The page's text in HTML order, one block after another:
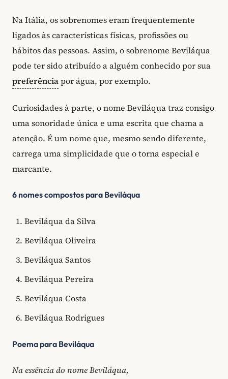
Na Itália, os sobrenomes eram frequentemente
ligados às características físicas, profissões ou
hábitos das pessoas. Assim, o sobrenome Beviláqua
pode ter sido atribuído a alguém conhecido por sua
preferênciapor água, por exemplo.
Curiosidades à parte, o nome Beviláqua traz consigo
uma sonoridade única e uma escrita que chama a
atenção. É um nome que, mesmo sendo diferente,
carrega uma simplicidade que o torna especial e
marcante.
6 nomes compostos para Beviláqua
Beviláqua da Silva
Beviláqua Oliveira
Beviláqua Santos
Beviláqua Pereira
Beviláqua Costa
Beviláqua Rodrigues
Poema para Beviláqua
Na essência do nome Beviláqua,